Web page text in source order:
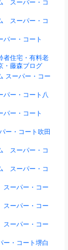
スーパー・コ
スーパー・コ
ー・コート
者住宅・有料老
・藤森ブログ
スーパー・コー
ー・コート八
ー・コート
ー・コート吹田
スーパー・コ
スーパー・コ
ーパー・コー
ーパー・コー
ーパー・コー
・コート堺白